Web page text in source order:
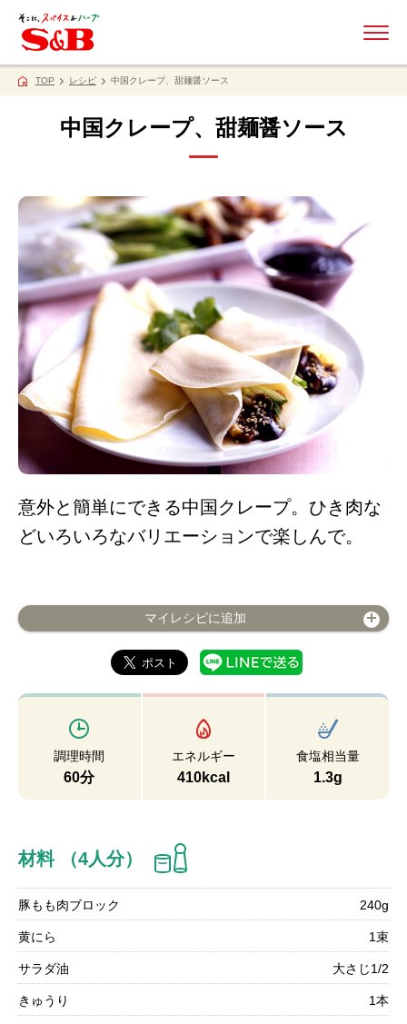
TOP レシピ 中国クレープ、甜麺醤ソース
中国クレープ、甜麺醤ソース
意外と簡単にできる中国クレープ。ひき肉な
どいろいろなバリエーションで楽しんで。
マイレシピに追加
調理時間
60分
エネルギー
410kcal
食塩相当量
1.3g
材料 （4人分）
豚もも肉ブロック 240g
黄にら 1束
サラダ油 大さじ1/2
きゅうり 1本